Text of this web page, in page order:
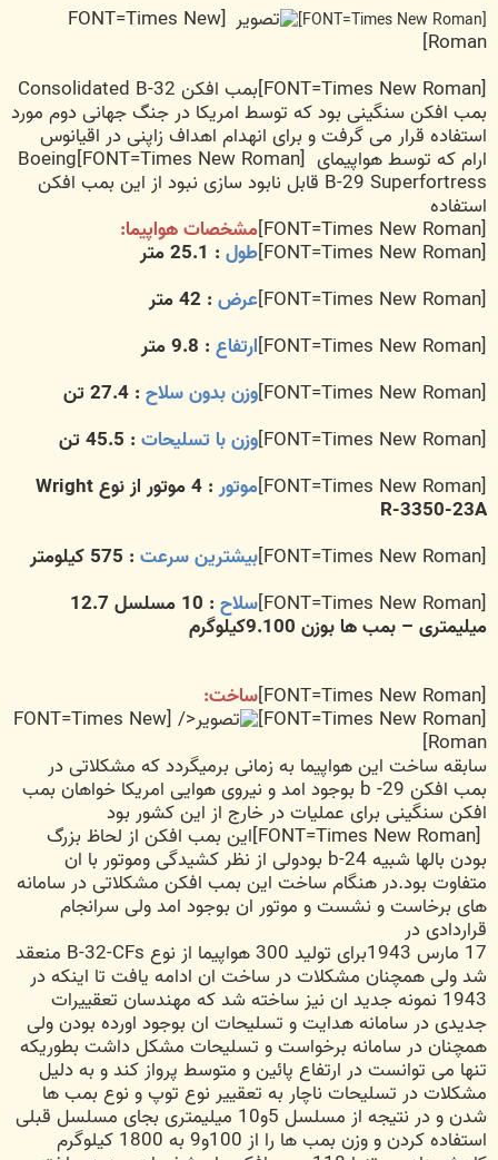
ت [FONT=Times New Roman]
[FONT=Times New
Roman]
[FONT=Times New Roman]بمب افکن Consolidated B-32
بمب افکن سنگینی بود که توسط امریکا در جنگ جهانی دوم مورد
استفاده قرار می گرفت و برای انهدام اهداف زاپنی در اقیانوس
ارام که توسط هواپیمای [FONT=Times New Roman]Boeing
B-29 Superfortress قابل نابود سازی نبود از این بمب افکن
استفاده
[FONT=Times New Roman] مشخصات هواپیما:
[FONT=Times New Roman] طول : 25.1 متر
[FONT=Times New Roman]
عرض : 42 متر
[FONT=Times New Roman]
ارتفاع : 9.8 متر
[FONT=Times New Roman]
وزن بدون سلاح : 27.4 تن
[FONT=Times New Roman]
وزن با تسليحات : 45.5 تن
[FONT=Times New Roman]
موتور : 4 موتور از نوع Wright
R-3350-23A
[FONT=Times New Roman]
بیشترین سرعت : 575 كیلومتر
[FONT=Times New Roman]
سلاح : 10 مسلسل 12.7
میلیمتری – بمب ها بوزن 9.100کیلوگرم
[FONT=Times New Roman] ساخت:
[FONT=Times New Roman]
</
[FONT=Times New
Roman]
سابقه ساخت این هواپیما به زمانی برمیگردد که مشکلاتی در
بمب افکن b -29 بوجود امد و نیروی هوایی امریکا خواهان بمب
افکن سنگینی برای عملیات در خارج از این کشور بود
[FONT=Times New Roman]این بمب افکن از لحاظ بزرگ
بودن بالها شبیه b-24 بودولی از نظر کشیدگی وموتور با ان
متفاوت بود.در هنگام ساخت این بمب افکن مشکلاتی در سامانه
های برخاست و نشست و موتور ان بوجود امد ولی سرانجام
قراردادی در
17 مارس 1943برای تولید 300 هواپیما از نوع B-32-CFs منعقد
شد ولی همچنان مشکلات در ساخت ان ادامه یافت تا اینکه در
1943 نمونه جدید ان نیز ساخته شد که مهندسان تعقییرات
جدیدی در سامانه هدایت و تسلیحات ان بوجود اورده بودن ولی
همچنان در سامانه برخواست و تسلیحات مشکل داشت بطوریکه
تنها می توانست در ارتفاع پائین و متوسط پرواز کند و به دلیل
مشکلات در تسلیحات ناچار به تعقییر نوع توپ و نوع بمب ها
شدن و در نتیجه از مسلسل 5و10 میلیمتری بجای مسلسل قبلی
استفاده کردن و وزن بمب ها را از 100و9 به 1800 کیلوگرم